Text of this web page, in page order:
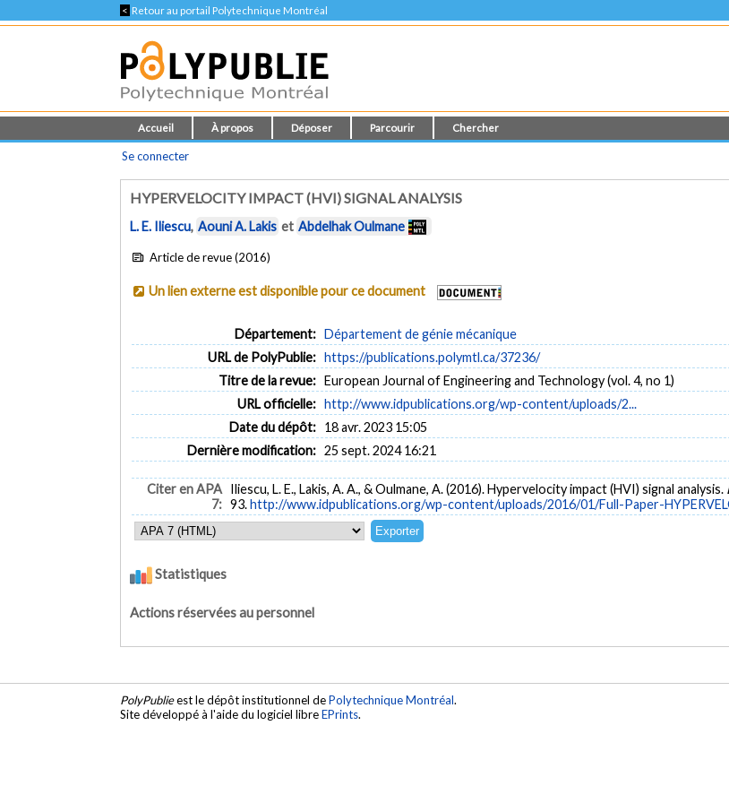
< Retour au portail Polytechnique Montréal
Accueil À propos Déposer Parcourir Chercher
Se connecter
HYPERVELOCITY IMPACT (HVI) SIGNAL ANALYSIS
L. E. Iliescu, Aouni A. Lakis et Abdelhak Oulmane
Article de revue (2016)
Un lien externe est disponible pour ce document
Département: Département de génie mécanique
URL de PolyPublie: https://publications.polymtl.ca/37236/
Titre de la revue: European Journal of Engineering and Technology (vol. 4, no 1)
URL officielle: http://www.idpublications.org/wp-content/uploads/2...
Date du dépôt: 18 avr. 2023 15:05
Dernière modification: 25 sept. 2024 16:21
Citer en APA
7:
Iliescu, L. E., Lakis, A. A., & Oulmane, A. (2016). Hypervelocity impact (HVI) signal analysis.
93.http://www.idpublications.org/wp-content/uploads/2016/01/Full-Paper-
Statistiques
Actions réservées au personnel
PolyPublieest le dépôt institutionnel dePolytechnique Montréal.
Site développé à l'aide du logiciel libreEPrints.